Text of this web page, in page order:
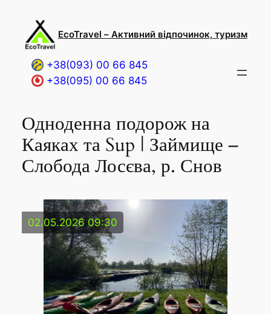
вмісту
EcoTravel – Активний відпочинок, туризм
+38(093) 00 66 845
+38(095) 00 66 845
Одноденна подорож на
Каяках та Sup | Займище –
Слобода Лосєва, р. Снов
02.05.2026 09:30